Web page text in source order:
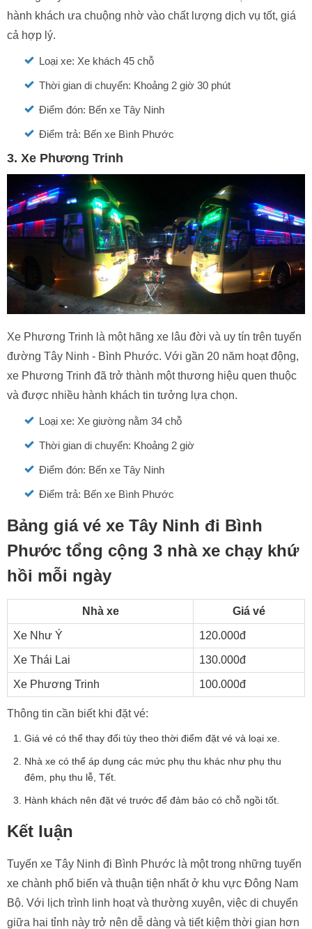
hành khách ưa chuộng nhờ vào chất lượng dịch vụ tốt, giá
cả hợp lý.
Loại xe: Xe khách 45 chỗ
Thời gian di chuyển: Khoảng 2 giờ 30 phút
Điểm đón: Bến xe Tây Ninh
Điểm trả: Bến xe Bình Phước
3. Xe Phương Trinh
Xe Phương Trinh là một hãng xe lâu đời và uy tín trên tuyến
đường Tây Ninh - Bình Phước. Với gần 20 năm hoạt động,
xe Phương Trinh đã trở thành một thương hiệu quen thuộc
và được nhiều hành khách tin tưởng lựa chọn.
Loại xe: Xe giường nằm 34 chỗ
Thời gian di chuyển: Khoảng 2 giờ
Điểm đón: Bến xe Tây Ninh
Điểm trả: Bến xe Bình Phước
Bảng giá vé xe Tây Ninh đi Bình
Phước tổng cộng 3 nhà xe chạy khứ
hồi mỗi ngày
Nhà xe Giá vé
Xe Như Ý 120.000đ
Xe Thái Lai 130.000đ
Xe Phương Trinh 100.000đ
Thông tin cần biết khi đặt vé:
Giá vé có thể thay đổi tùy theo thời điểm đặt vé và loại xe.
Nhà xe có thể áp dụng các mức phụ thu khác như phụ thu
đêm, phụ thu lễ, Tết.
Hành khách nên đặt vé trước để đảm bảo có chỗ ngồi tốt.
Kết luận
Tuyến xe Tây Ninh đi Bình Phước là một trong những tuyến
xe chành phổ biến và thuận tiện nhất ở khu vực Đông Nam
Bộ. Với lịch trình linh hoạt và thường xuyên, việc di chuyển
giữa hai tỉnh này trở nên dễ dàng và tiết kiệm thời gian hơn